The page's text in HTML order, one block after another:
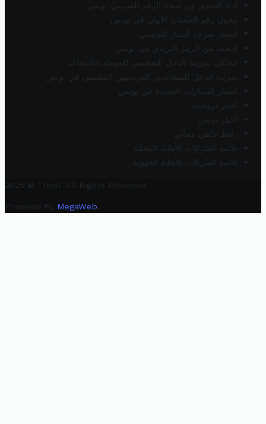
أداة التحقق من صحة الرقم الضريبي تونس
محول رقم الحساب الآيبان في تونس
أسعار صرف الدينار التونسي
البحث عن الرمز البريدي في تونس
محاكي ضريبة الدخل الشخصي للموظف/المتقاعد
ضريبة الدخل للمتقاعدين الفرنسيين المقيمين في تونس
أسعار السيارات الجديدة في تونس
أخبار تروفيت
أخبار تونس
رابط خلفي مجاني
قائمة الشركات الأهلية المحلية
قائمة الشركات الأهلية الجهوية
2025 © Trovit. All Rights Reserved.
Powered By MegaWeb